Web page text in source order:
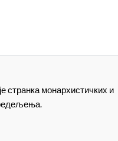
странка монархистичких и